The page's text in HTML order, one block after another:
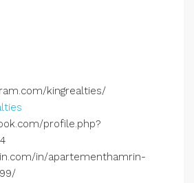
kingrealties/
profile.php?
in/apartementhamrin-